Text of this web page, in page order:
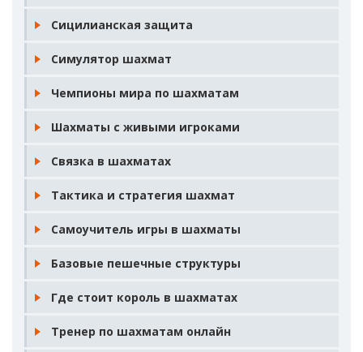
Сицилианская защита
Симулятор шахмат
Чемпионы мира по шахматам
Шахматы с живыми игроками
Связка в шахматах
Тактика и стратегия шахмат
Самоучитель игры в шахматы
Базовые пешечные структуры
Где стоит король в шахматах
Тренер по шахматам онлайн